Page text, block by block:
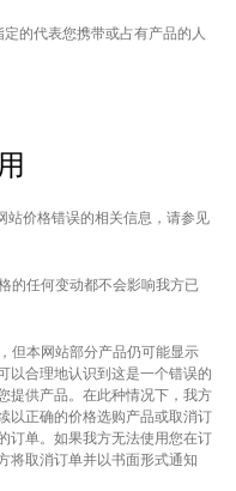
的代表您携带或占有产品的人
站价格错误的相关信息，请参见
的任何变动都不会影响我方已
但本网站部分产品仍可能显示
以合理地认识到这是一个错误的
提供产品。在此种情况下，我方
以正确的价格选购产品或取消订
订单。如果我方无法使用您在订
将取消订单并以书面形式通知